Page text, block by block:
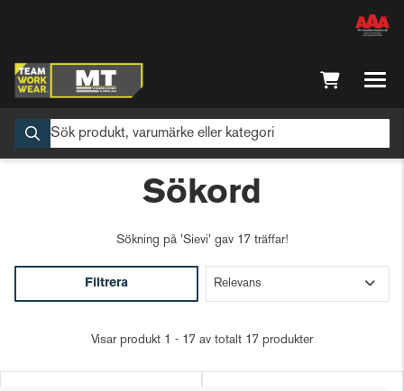
Sökord
Sökning på 'Sievi' gav 17 träffar!
Filtrera
Visar produkt 1 - 17 av totalt 17 produkter